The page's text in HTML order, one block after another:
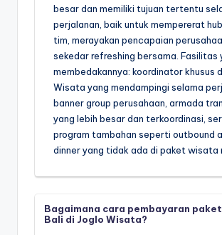
besar dan memiliki tujuan tertentu
perjalanan, baik untuk mempererat
tim, merayakan pencapaian
sekedar refreshing bersama. Fasilitas
membedakannya: koordinator khusus
Wisata yang mendampingi selama
banner group perusahaan, armada
yang lebih besar dan terkoordinasi,
program tambahan seperti outbound
dinner yang tidak ada di paket wisata
Bagaimana cara pembayaran
Bali di Joglo Wisata?